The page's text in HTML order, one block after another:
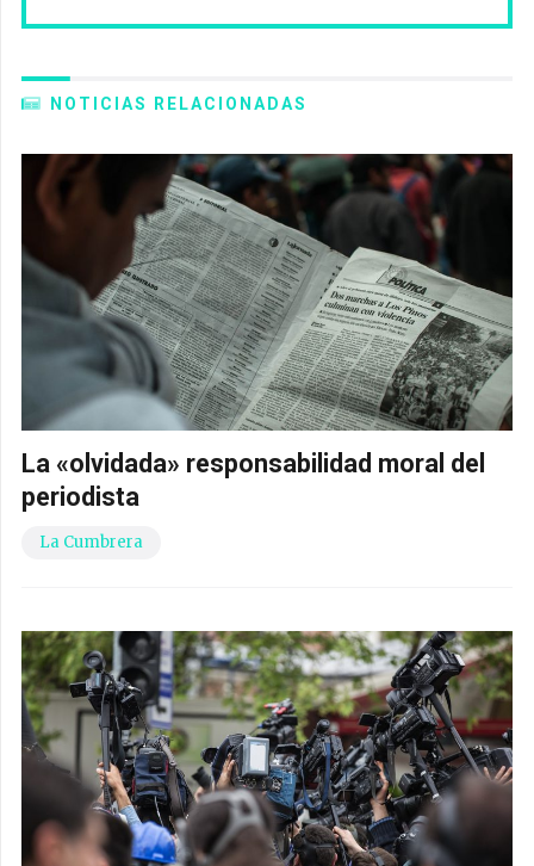
NOTICIAS RELACIONADAS
La «olvidada» responsabilidad moral del
periodista
La Cumbrera